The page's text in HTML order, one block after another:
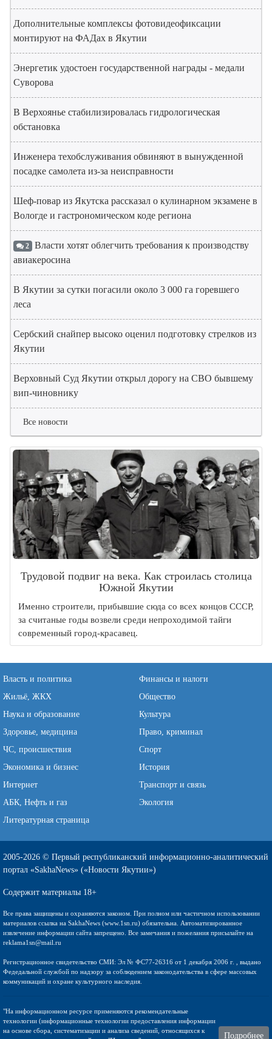
Дополнительные комплексы фотовидеофиксации
монтируют на ФАДах в Якутии
Энергетик удостоен государственной награды - медали
Суворова
В Верхоянье стабилизировалась гидрологическая
обстановка
Инженера техобслуживания обвиняют в вынужденной
посадке самолета из-за неисправности
Шеф-повар из Якутска рассказал о кулинарном экзамене в
Вологде и гастрономическом коде региона
2 Власти хотят облегчить требования к производству
авиакеросина
В Якутии за сутки погасили около 3 000 га горевшего
леса
Сербский снайпер высоко оценил подготовку стрелков из
Якутии
Верховный Суд Якутии открыл дорогу на СВО бывшему
вип-чиновнику
Все новости
Трудовой подвиг на века. Как строилась столица
Южной Якутии
Именно строители, прибывшие сюда со всех концов СССР,
за считаные годы возвели среди непроходимой тайги
современный город-красавец.
Власть и политика
Финансы и налоги
Жильё, ЖКХ
Общество
Наука и образование
Культура
Здоровье, медицина
Право, криминал
ЧС, происшествия
Спорт
Экономика и бизнес
История
Интернет
Транспорт и связь
АБК, Нефть и газ
Экология
Литературная страница
2005-2026 © Первый республиканский информационно-аналитический
портал «SakhaNews» («Новости Якутии»)
Содержит материалы 18+
Все права защищены и охраняются законом. При полном или частичном использовании
материалов ссылка на SakhaNews (www.1sn.ru) обязательна. Автоматизированное
извлечение информации сайта запрещено. Все замечания и пожелания присылайте на
reklama1sn@mail.ru
Регистрационное свидетельство СМИ: Эл № ФС77-26316 от 1 декабря 2006 г. , выдано
Федедальной службой по надзору за соблюдением законодательства в сфере массовых
коммуникаций и охране культурного наследия.
"На информационном ресурсе применяются рекомендательные
технологии (информационные технологии предоставления информации
на основе сбора, систематизации и анализа сведений, относящихся к
Подробнее